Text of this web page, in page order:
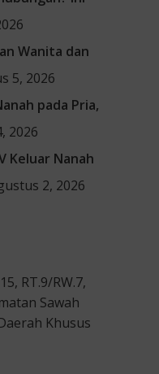
Wanita dan
5, 2026
pada Pria,
2026
Keluar Nanah
2, 2026
RT.9/RW.7,
Sawah
Khusus